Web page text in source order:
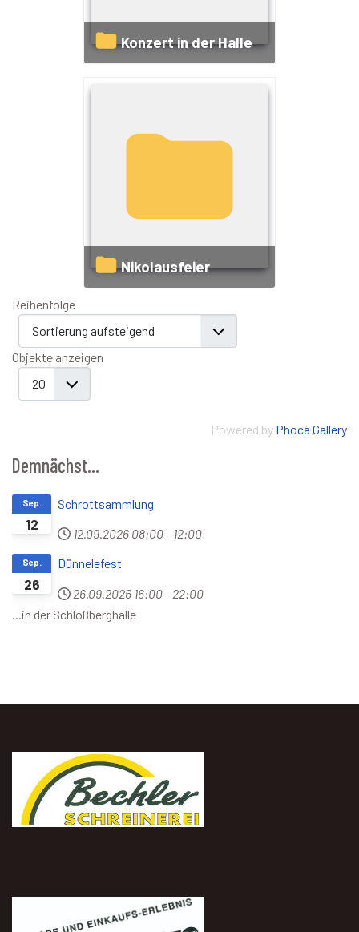
Konzert in der Halle
Nikolausfeier
Reihenfolge
Objekte anzeigen
Powered by Phoca Gallery
Demnächst...
12
Sep.
Schrottsammlung
12.09.2026 08:00 - 12:00
26
Sep.
Dünnelefest
26.09.2026 16:00 - 22:00
...in der Schloßberghalle